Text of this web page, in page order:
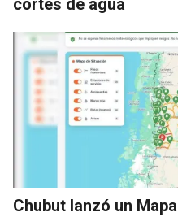
cortes de agua
Chubut lanzó un